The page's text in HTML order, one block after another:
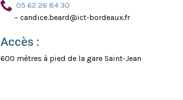
05 62 26 84 30
– candice.beard@ict-bordeaux.fr
Accès :
600 mètres à pied de la gare Saint-Jean